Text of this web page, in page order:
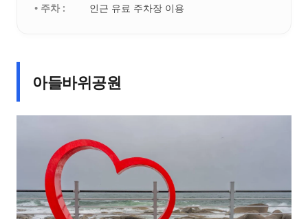
• 주차 :
인근 유료 주차장 이용
아들바위공원